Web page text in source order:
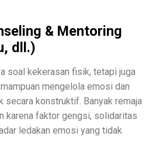
& Mentoring
dll.)
soal kekerasan fisik, tetapi juga
mengelola emosi dan
secara konstruktif. Banyak remaja
karena faktor gengsi, solidaritas
ledakan emosi yang tidak